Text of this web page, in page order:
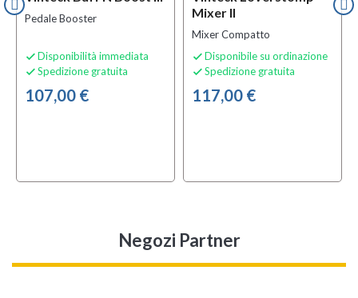
Pedale Booster
 Disponibilità immediata
 Spedizione gratuita
107,00 €
Mixer II
Mixer Compatto
 Disponibile su ordinazione
 Spedizione gratuita
117,00 €
Negozi Partner